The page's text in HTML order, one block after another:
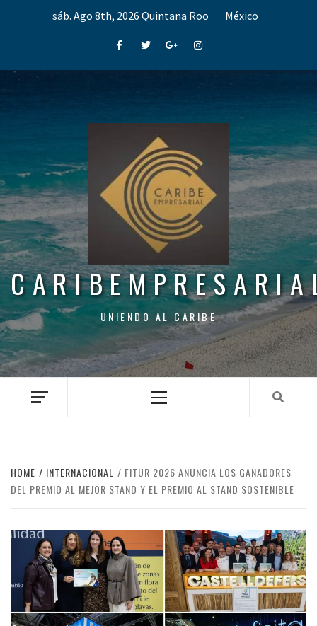
sáb. Ago 8th, 2026 Quintana Roo México
FacebookTwitterGoogle+Instagram
UNIENDO AL CARIBE
Menu
HOME INTERNACIONAL
FITUR 2026 ANUNCIA LOS GANADORES
DEL PREMIO AL MEJOR STAND Y EL PREMIO AL STAND SOSTENIBLE